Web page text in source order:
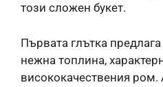
този сложен букет.
Първата глътка
нежна топлина,
висококачествения